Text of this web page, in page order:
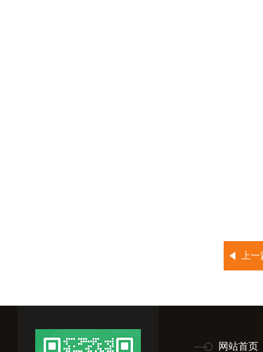
上
网站首页